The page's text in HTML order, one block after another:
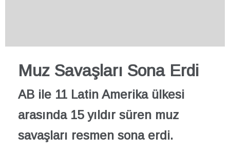
Muz Savaşları Sona Erdi
AB ile 11 Latin Amerika ülkesi
arasında 15 yıldır süren muz
savaşları resmen sona erdi.